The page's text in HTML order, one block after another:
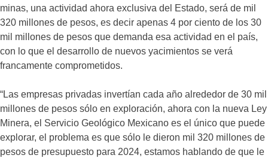
minas, una actividad ahora exclusiva del Estado, será de mil
320 millones de pesos, es decir apenas 4 por ciento de los 30
mil millones de pesos que demanda esa actividad en el país,
con lo que el desarrollo de nuevos yacimientos se verá
francamente comprometidos.
“Las empresas privadas invertían cada año alrededor de 30 mil
millones de pesos sólo en exploración, ahora con la nueva Ley
Minera, el Servicio Geológico Mexicano es el único que puede
explorar, el problema es que sólo le dieron mil 320 millones de
pesos de presupuesto para 2024, estamos hablando de que le